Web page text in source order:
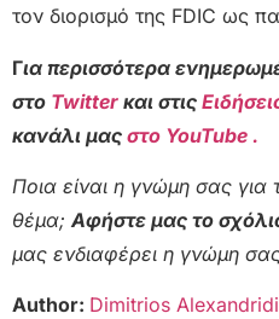
τον διορισμό της FDIC ως
Για περισσότερα
στο Twitter και στις
κανάλι μας στο YouTube .
Ποια είναι η γνώμη σας για
θέμα; Αφήστε μας το
μας ενδιαφέρει η γνώμη
Author: Dimitrios